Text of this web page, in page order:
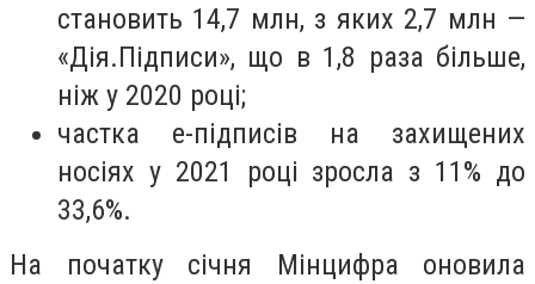
становить 14,7 млн, з яких 2,7 млн —
«Дія.Підписи», що в 1,8 раза більше,
ніж у 2020 році;
частка е-підписів на захищених
носіях у 2021 році зросла з 11% до
33,6%.
На початку січня Мінцифра оновила